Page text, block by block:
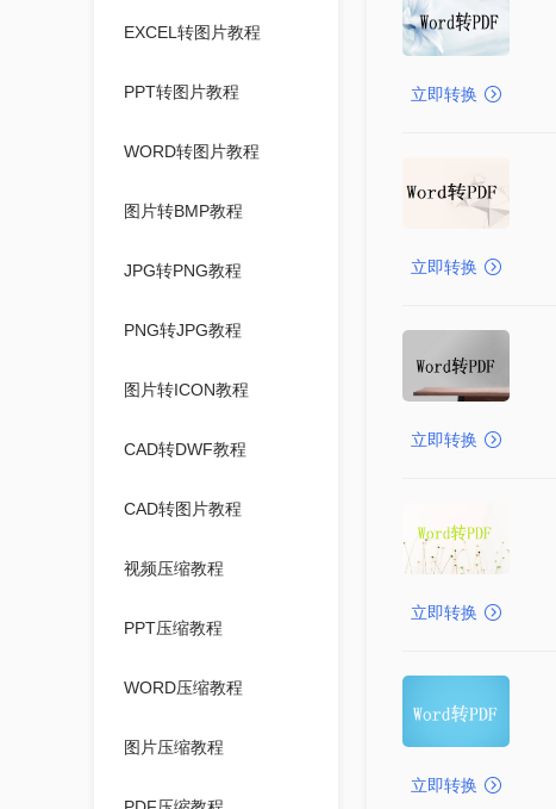
EXCEL转图片教程
PPT转图片教程
WORD转图片教程
图片转BMP教程
JPG转PNG教程
PNG转JPG教程
图片转ICON教程
CAD转DWF教程
CAD转图片教程
视频压缩教程
PPT压缩教程
WORD压缩教程
图片压缩教程
立即转换
立即转换
立即转换
立即转换
立即转换